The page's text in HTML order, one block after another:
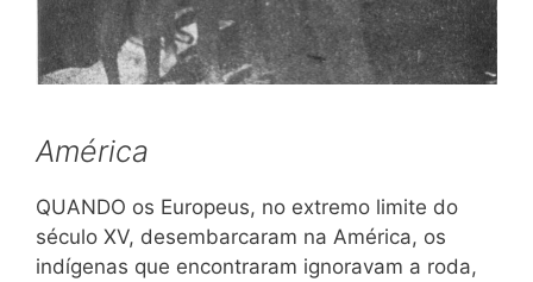
América
QUANDO os Europeus, no extremo limite do
século XV, desembarcaram na América, os
indígenas que encontraram ignoravam a roda,